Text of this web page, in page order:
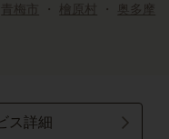
青梅市 ・ 檜原村 ・
奥多摩
ス詳細